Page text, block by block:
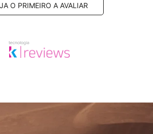
O PRIMEIRO A AVALIAR